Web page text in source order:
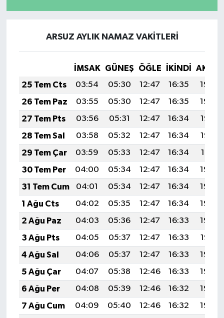
ARSUZ AYLIK NAMAZ VAKITLERI
İMSAK GÜNEŞ ÖĞLE İKINDI
25 Tem Cts
03:54 05:30 12:47 16:35
19:54
26 Tem Paz
03:55 05:30 12:47 16:35
19:54
27 Tem Pts
03:56 05:31 12:47 16:34
19:53
28 Tem Sal
03:58 05:32 12:47 16:34
19:52
29 Tem Çar
03:59 05:33 12:47 16:34
19:51
30 Tem Per
04:00 05:34 12:47 16:34
19:50
31 Tem Cum
04:01 05:34 12:47 16:34
19:49
1 Ağu Cts
04:02 05:35 12:47 16:34
19:49
2 Ağu Paz
04:03 05:36 12:47 16:33
19:48
3 Ağu Pts
04:05 05:37 12:47 16:33
19:47
4 Ağu Sal
04:06 05:37 12:47 16:33
19:46
5 Ağu Çar
04:07 05:38 12:46 16:33
19:45
6 Ağu Per
04:08 05:39 12:46 16:32
19:44
7 Ağu Cum
04:09 05:40 12:46 16:32
19:43